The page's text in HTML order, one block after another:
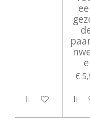
In winkelwagen
e
€
In